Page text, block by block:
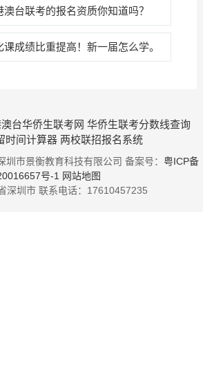
澳台联考的报名资质你知道吗？
课成绩比重提高！新一届怎么学。
台华侨生联考网 华侨生联考分数线查询
时间计算器 两校联招报名系统
市景衡教育科技有限公司 备案号： 粤ICP备
号-1 网站地图
深圳市 联系电话： 17610457235